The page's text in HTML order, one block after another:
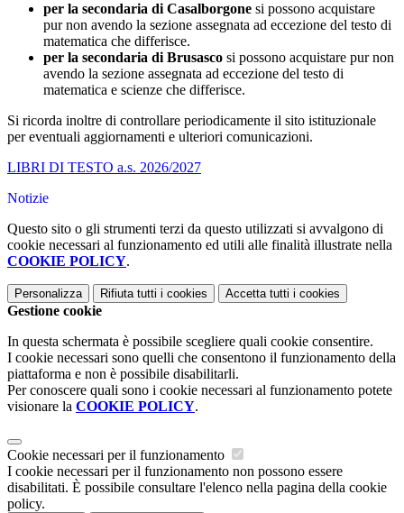
per la secondaria di Casalborgone si possono acquistare
pur non avendo la sezione assegnata ad eccezione del testo di
matematica che differisce.
per la secondaria di Brusasco si possono acquistare pur non
avendo la sezione assegnata ad eccezione del testo di
matematica e scienze che differisce.
Si ricorda inoltre di controllare periodicamente il sito istituzionale
per eventuali aggiornamenti e ulteriori comunicazioni.
LIBRI DI TESTO a.s. 2026/2027
Notizie
Questo sito o gli strumenti terzi da questo utilizzati si avvalgono di
cookie necessari al funzionamento ed utili alle finalità illustrate nella
COOKIE POLICY.
Personalizza Rifiuta tutti i cookies Accetta tutti i cookies
Gestione cookie
In questa schermata è possibile scegliere quali cookie consentire.
I cookie necessari sono quelli che consentono il funzionamento della
piattaforma e non è possibile disabilitarli.
Per conoscere quali sono i cookie necessari al funzionamento potete
visionare la COOKIE POLICY.
Cookie necessari per il funzionamento
I cookie necessari per il funzionamento non possono essere
disabilitati. È possibile consultare l'elenco nella pagina della cookie
policy.